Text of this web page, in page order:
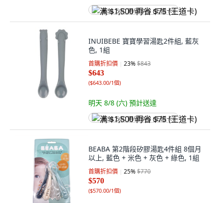
满 $1,500 再省 $75 (王道卡)
INUIBEBE 寶寶學習湯匙2件組, 藍灰
色, 1組
首購折扣價 23%$843
$643
($643.00/1個)
明天 8/8 (六) 預計送達
满 $1,500 再省 $75 (王道卡)
BEABA 第2階段矽膠湯匙4件組 8個月
以上, 藍色 + 米色 + 灰色 + 綠色, 1組
首購折扣價 25%$770
$570
($570.00/1個)